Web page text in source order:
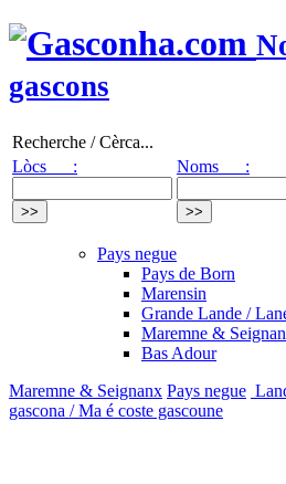
gascons
Recherche / Cèrca...
Lòcs :
Noms :
Pays negue
Pays de Born
Marensin
Grande Lande /
Maremne &
Bas Adour
Maremne & Seignanx Pays negue
gascona / Ma é coste gascoune